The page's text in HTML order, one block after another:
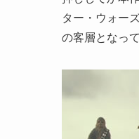
ター・ウォー
の客層となって